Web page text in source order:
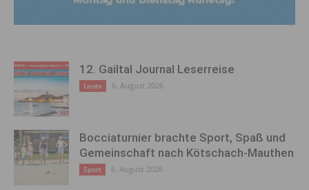
12. Gailtal Journal Leserreise
Leute 6. August 2026
Bocciaturnier brachte Sport, Spaß und
Gemeinschaft nach Kötschach-Mauthen
Sport 6. August 2026